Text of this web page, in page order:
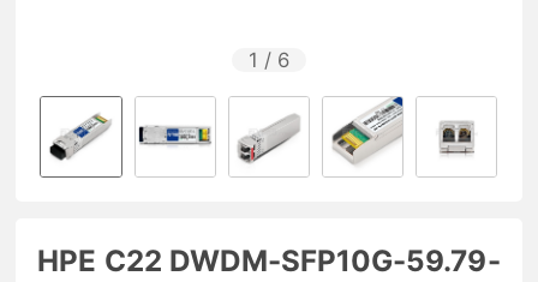
1 / 6
HPE C22 DWDM-SFP10G-59.79-